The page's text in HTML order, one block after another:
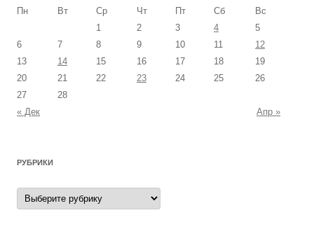
Пн
Вт Ср Чт Пт Сб
Вс
1
2 3 4
5
6
7 8 9 10 11
12
13
14 15 16 17 18
19
20
21 22 23 24 25
26
27
28
« Дек
Апр »
РУБРИКИ
Рубрики